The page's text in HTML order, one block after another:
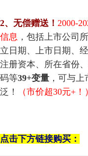
2、 无偿赠送！ 2000-
信息 ，包括上市公司
立日期、上市日期、
注册资本、所在省份
码等39+变量 ，可与
泛！
（市价超30元+！）
点击下方链接购买：